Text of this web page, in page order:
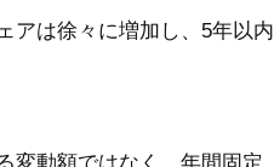
アは徐々に増加し、5年以内
変動額ではなく、年間固定